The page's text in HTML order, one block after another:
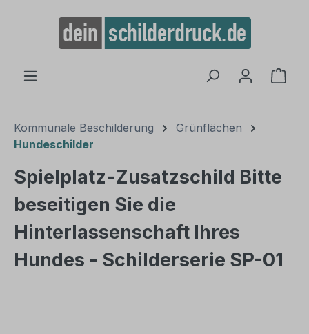
springen
Kommunale Beschilderung
Grünflächen
Hundeschilder
Spielplatz-Zusatzschild Bitte
beseitigen Sie die
Hinterlassenschaft Ihres
Hundes - Schilderserie SP-01